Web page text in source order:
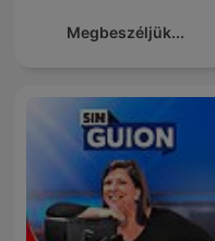
Megbeszéljük...